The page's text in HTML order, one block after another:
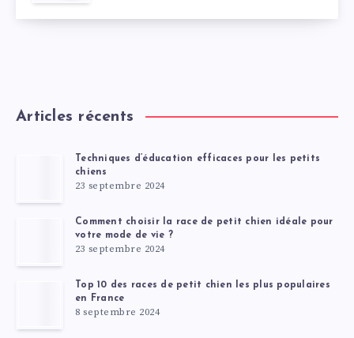
Articles récents
Techniques d’éducation efficaces pour les petits
chiens
23 septembre 2024
Comment choisir la race de petit chien idéale pour
votre mode de vie ?
23 septembre 2024
Top 10 des races de petit chien les plus populaires
en France
8 septembre 2024